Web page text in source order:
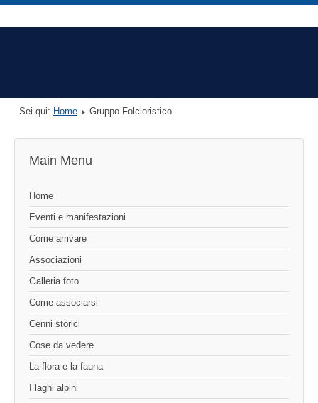
Sei qui: Home Gruppo Folcloristico
Main Menu
Home
Eventi e manifestazioni
Come arrivare
Associazioni
Galleria foto
Come associarsi
Cenni storici
Cose da vedere
La flora e la fauna
I laghi alpini